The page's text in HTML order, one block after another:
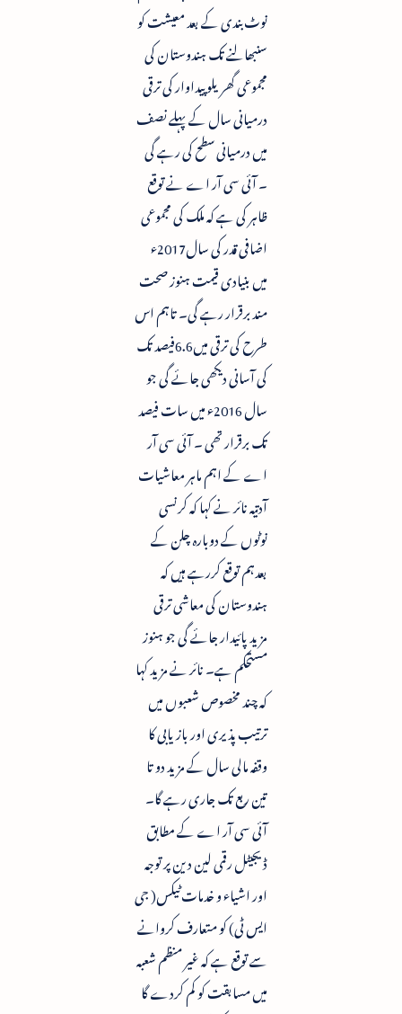
نوٹ بندی کے بعد معیشت کو
سنبھالنے تک ہندوستان کی
مجموعی گھریلو پیداوار کی ترقی
درمیانی سال کے پہلے نصف
میں درمیانی سطح کی رہے گی
۔ آئی سی آر اے نے توقع
ظاہر کی ہے کہ ملک کی مجموعی
اضافی قدر کی سال2017ء
میں بنیادی قیمت ہنوز صحت
مند برقرار رہے گی۔ تاہم اس
طرح کی ترقی میں6.6فیصد تک
کی آسانی دیکھی جائے گی جو
سال 2016ء میں سات فیصد
تک برقرار تھی ۔ آئی سی آر
اے کے اہم ماہر معاشیات
آدتیہ نائر نے کہا کہ کرنسی
نوٹوں کے دوبارہ چلن کے
بعدہم توقع کررہے ہیں کہ
ہندوستان کی معاشی ترقی
مزید پائیدار جائے گی جو ہنوز
مستحکم ہے۔ نائر نے مزید کہا
کہ چند مخصوص شعبوں میں
ترتیب پذیری اور بازیابی کا
وقفہ مالی سال کے مزید دو تا
تین ربع تک جاری رہے گا۔
آئی سی آر اے کے مطابق
ڈیجیٹل رقمی لین دین پر توجہ
اور اشیاء و خدمات ٹیکس( جی
ایس ٹی) کو متعارف کروانے
سے توقع ہے کہ غیر منظم شعبہ
میں مسابقت کو کم کردے گا